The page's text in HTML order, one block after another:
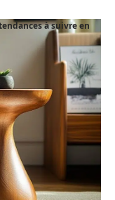
à suivre en